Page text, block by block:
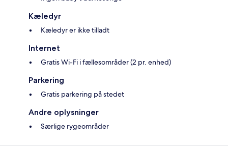
Kæledyr
Kæledyr er ikke tilladt
Internet
Gratis Wi-Fi i fællesområder (2 pr. enhed)
Parkering
Gratis parkering på stedet
Andre oplysninger
Særlige rygeområder